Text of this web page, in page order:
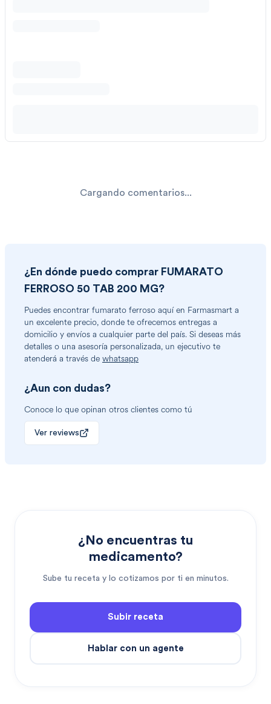
Cargando comentarios...
¿En dónde puedo comprar FUMARATO
FERROSO 50 TAB 200 MG?
Puedes encontrar fumarato ferroso aquí en Farmasmart a
un excelente precio, donde te ofrecemos entregas a
domicilio y envíos a cualquier parte del país. Si deseas más
detalles o una asesoría personalizada, un ejecutivo te
atenderá a través de whatsapp
¿Aun con dudas?
Conoce lo que opinan otros clientes como tú
Ver reviews
¿No encuentras tu
medicamento?
Sube tu receta y lo cotizamos por ti en minutos.
Subir receta
Hablar con un agente